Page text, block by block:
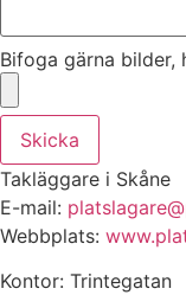
Bifoga gärna bilder,
Skicka
Takläggare i Skåne
E-mail:
Webbplats:
Kontor: Trintegatan